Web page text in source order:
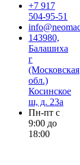
+7 917
504-95-51
143980,
Балашиха
г
(Московская
обл.)
Косинское
ш, д. 23а
Пн-пт с
9:00 до
18:00